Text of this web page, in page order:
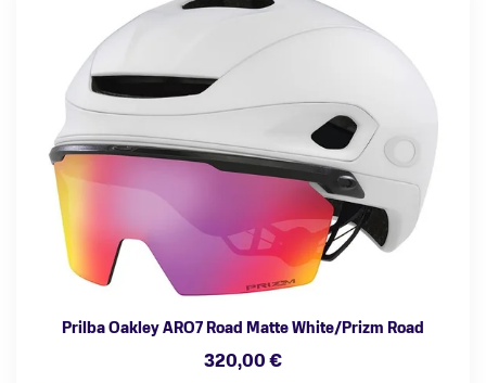
Prilba Oakley ARO7 Road Matte White/Prizm Road
320,00 €